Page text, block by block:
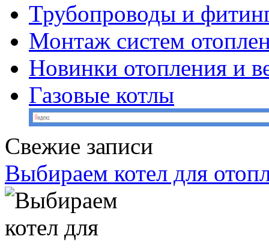
Трубопроводы и
Монтаж систем
Новинки отопления и
Газовые котлы
Свежие записи
Выбираем котел для